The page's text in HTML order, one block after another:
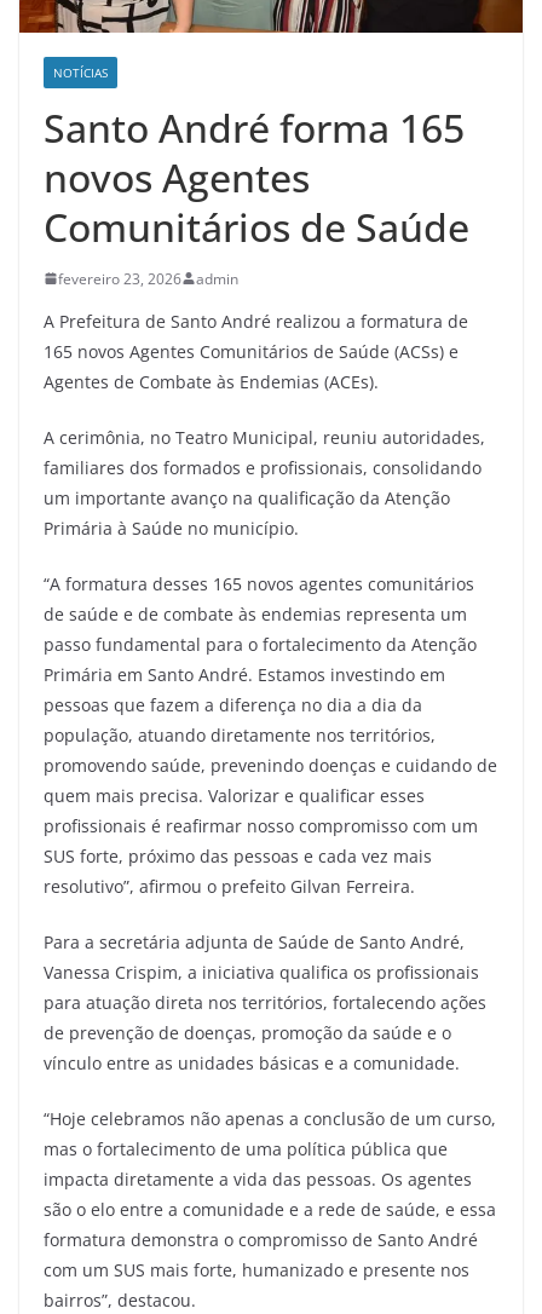
NOTÍCIAS
Santo André forma 165
novos Agentes
Comunitários de Saúde
fevereiro 23, 2026 admin
A Prefeitura de Santo André realizou a formatura de
165 novos Agentes Comunitários de Saúde (ACSs) e
Agentes de Combate às Endemias (ACEs).
A cerimônia, no Teatro Municipal, reuniu autoridades,
familiares dos formados e profissionais, consolidando
um importante avanço na qualificação da Atenção
Primária à Saúde no município.
“A formatura desses 165 novos agentes comunitários
de saúde e de combate às endemias representa um
passo fundamental para o fortalecimento da Atenção
Primária em Santo André. Estamos investindo em
pessoas que fazem a diferença no dia a dia da
população, atuando diretamente nos territórios,
promovendo saúde, prevenindo doenças e cuidando de
quem mais precisa. Valorizar e qualificar esses
profissionais é reafirmar nosso compromisso com um
SUS forte, próximo das pessoas e cada vez mais
resolutivo”, afirmou o prefeito Gilvan Ferreira.
Para a secretária adjunta de Saúde de Santo André,
Vanessa Crispim, a iniciativa qualifica os profissionais
para atuação direta nos territórios, fortalecendo ações
de prevenção de doenças, promoção da saúde e o
vínculo entre as unidades básicas e a comunidade.
“Hoje celebramos não apenas a conclusão de um curso,
mas o fortalecimento de uma política pública que
impacta diretamente a vida das pessoas. Os agentes
são o elo entre a comunidade e a rede de saúde, e essa
formatura demonstra o compromisso de Santo André
com um SUS mais forte, humanizado e presente nos
bairros”, destacou.